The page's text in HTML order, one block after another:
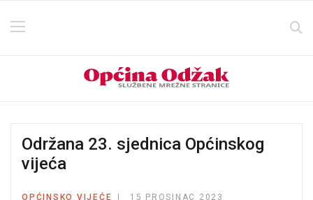
Održana 23. sjednica Općinskog
vijeća
OPĆINSKO VIJEĆE
15 PROSINAC 2023